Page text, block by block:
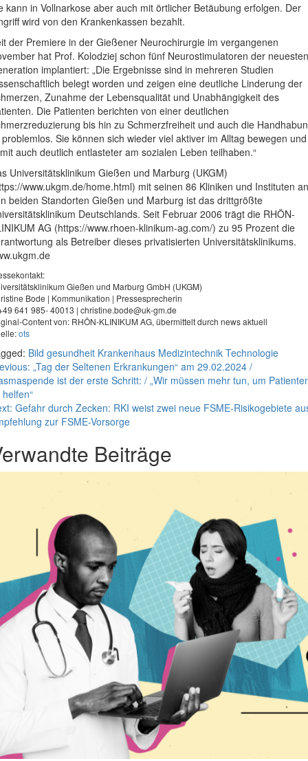
kann in Vollnarkose aber auch mit örtlicher Betäubung erfolgen. Der
wird von den Krankenkassen bezahlt.
der Premiere in der Gießener Neurochirurgie im vergangenen
hat Prof. Kolodziej schon fünf Neurostimulatoren der neuesten
implantiert: „Die Ergebnisse sind in mehreren Studien
belegt worden und zeigen eine deutliche Linderung der
Zunahme der Lebensqualität und Unabhängigkeit des
Die Patienten berichten von einer deutlichen
bis hin zu Schmerzfreiheit und auch die
Sie können sich wieder viel aktiver im Alltag bewegen und
auch deutlich entlasteter am sozialen Leben teilhaben.“
Universitätsklinikum Gießen und Marburg (UKGM)
www.ukgm.de/home.html) mit seinen 86 Kliniken und Instituten an
beiden Standorten Gießen und Marburg ist das drittgrößte
Deutschlands. Seit Februar 2006 trägt die RHÖN-
AG (https://www.rhoen-klinikum-ag.com/) zu 95 Prozent die
als Betreiber dieses privatisierten Universitätsklinikums.
Gießen und Marburg GmbH (UKGM)
Bode | Kommunikation | Pressesprecherin
641 985- 40013 | christine.bode@uk-gm.de
Content von: RHÖN-KLINIKUM AG, übermittelt durch news aktuell
ots
Bild gesundheit Krankenhaus Medizintechnik Technologie
„Tag der Seltenen Erkrankungen“ am 29.02.2024 /
ist der erste Schritt: / „Wir müssen mehr tun, um
Gefahr durch Zecken: RKI weist zwei neue FSME-Risikogebiete
zur FSME-Vorsorge
Beiträge